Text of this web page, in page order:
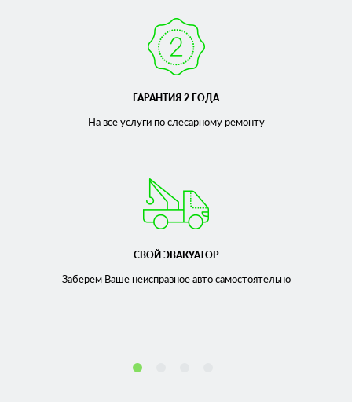
ГАРАНТИЯ 2 ГОДА
На все услуги по слесарномуремонту
СВОЙ ЭВАКУАТОР
Заберем Ваше неисправноеавто самостоятельно